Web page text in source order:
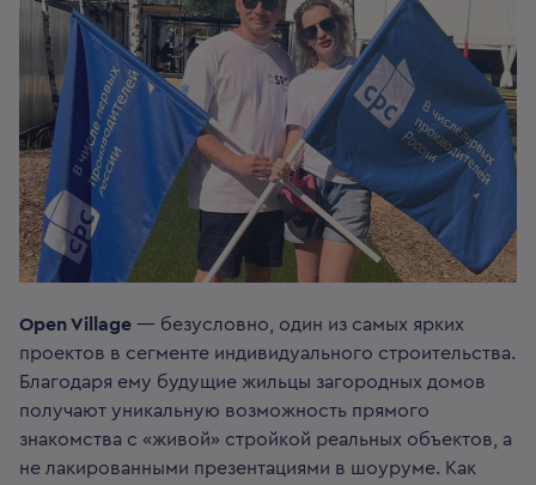
Open Village — безусловно, один из самых ярких
проектов в сегменте индивидуального строительства.
Благодаря ему будущие жильцы загородных домов
получают уникальную возможность прямого
знакомства с «живой» стройкой реальных объектов, а
не лакированными презентациями в шоуруме. Как